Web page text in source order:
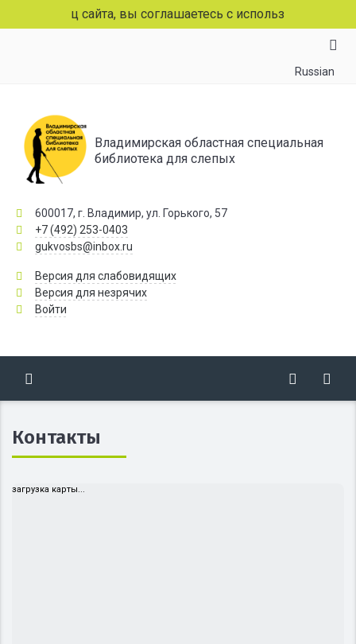
сайта, вы соглашаетесь с использованием файлов
Russian
Владимирская областная специальная
библиотека для слепых
600017, г. Владимир, ул. Горького, 57
+7 (492) 253-0403
gukvosbs@inbox.ru
Версия для слабовидящих
Версия для незрячих
Войти
Контакты
загрузка карты...